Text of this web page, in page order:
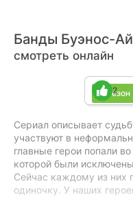
Банды Буэнос-
смотреть онлайн
2 сезон
2
Сериал описывает
участвуют в
главные герои попали
которой были
Сейчас каждому из них
одиночку. У наших